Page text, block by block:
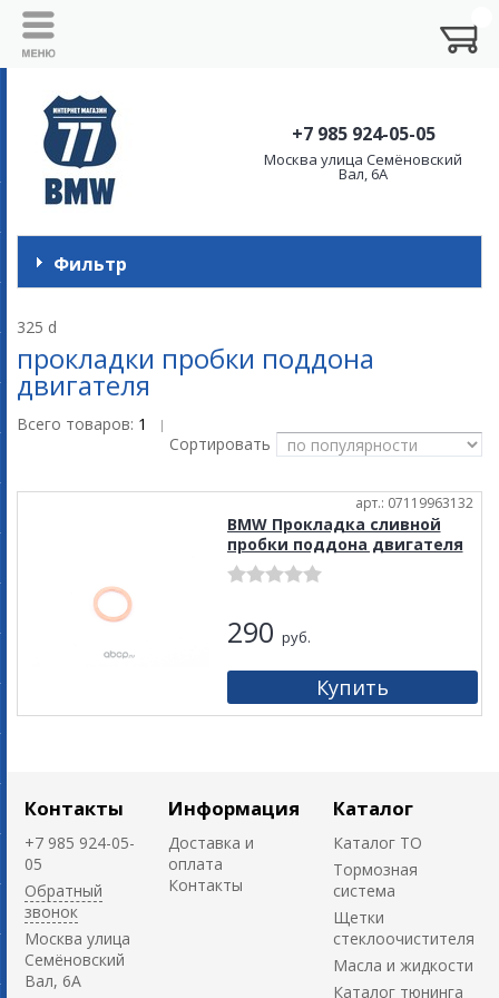
+7 985 924-05-05
Москва улица Семёновский
Вал, 6А
Фильтр
325 d
прокладки пробки поддона
двигателя
Всего товаров: 1 |
Сортировать
арт.: 07119963132
BMW Прокладка сливной
пробки поддона двигателя
290 руб.
Контакты
+7 985 924-05-
05
Обратный
звонок
Москва улица
Семёновский
Вал, 6А
Информация
Доставка и
оплата
Контакты
Каталог
Каталог ТО
Тормозная
система
Щетки
стеклоочистителя
Масла и жидкости
Каталог тюнинга